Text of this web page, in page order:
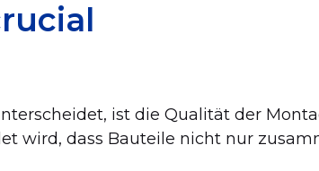
ist die Qualität der
wird, dass Bauteile nicht nur